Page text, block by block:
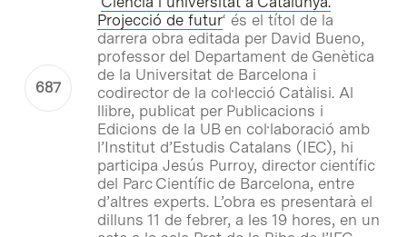
Projecció de futur‘ és el títol de la
darrera obra editada per David Bueno,
professor del Departament de Genètica
de la Universitat de Barcelona i
codirector de la col·lecció Catàlisi. Al
llibre, publicat per Publicacions i
Edicions de la UB en col·laboració amb
l’Institut d’Estudis Catalans (IEC), hi
participa Jesús Purroy, director científic
del Parc Científic de Barcelona, entre
d’altres experts. L’obra es presentarà el
dilluns 11 de febrer, a les 19 hores, en un